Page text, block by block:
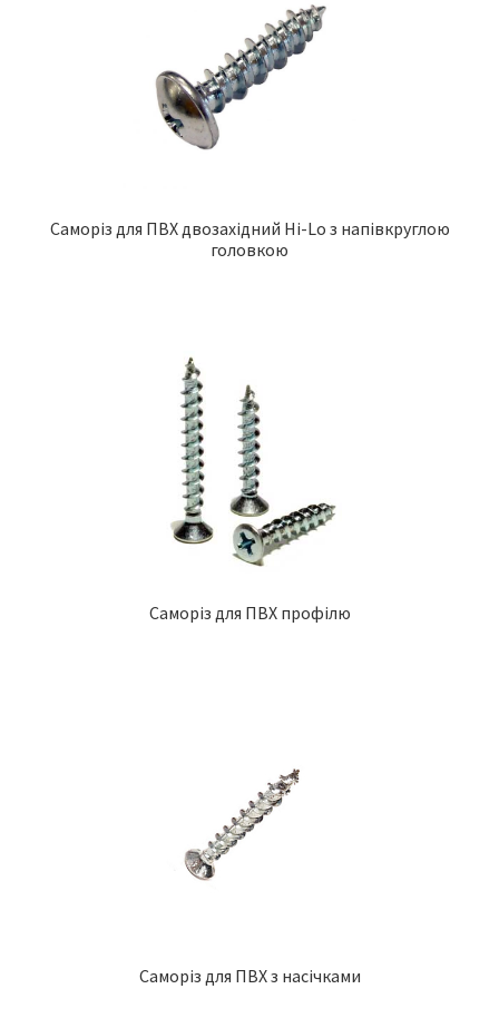
Саморіз для ПВХ двозахідний Hi-Lo з напівкруглою
головкою
Саморіз для ПВХ профілю
Саморіз для ПВХ з насічками